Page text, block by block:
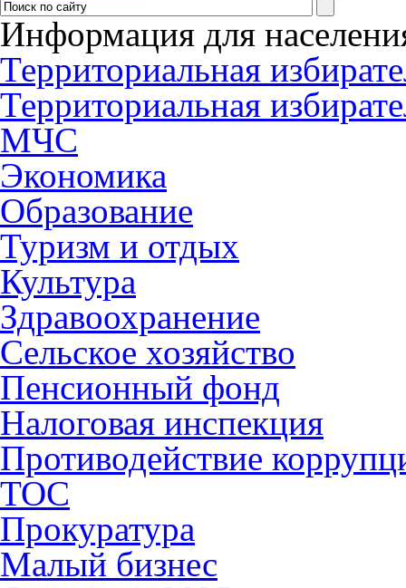
Информация для
Территориальная
Территориальная
МЧС
Экономика
Образование
Туризм и отдых
Культура
Здравоохранение
Сельское хозяйство
Пенсионный фонд
Налоговая инспекция
Противодействие
ТОС
Прокуратура
Малый бизнес